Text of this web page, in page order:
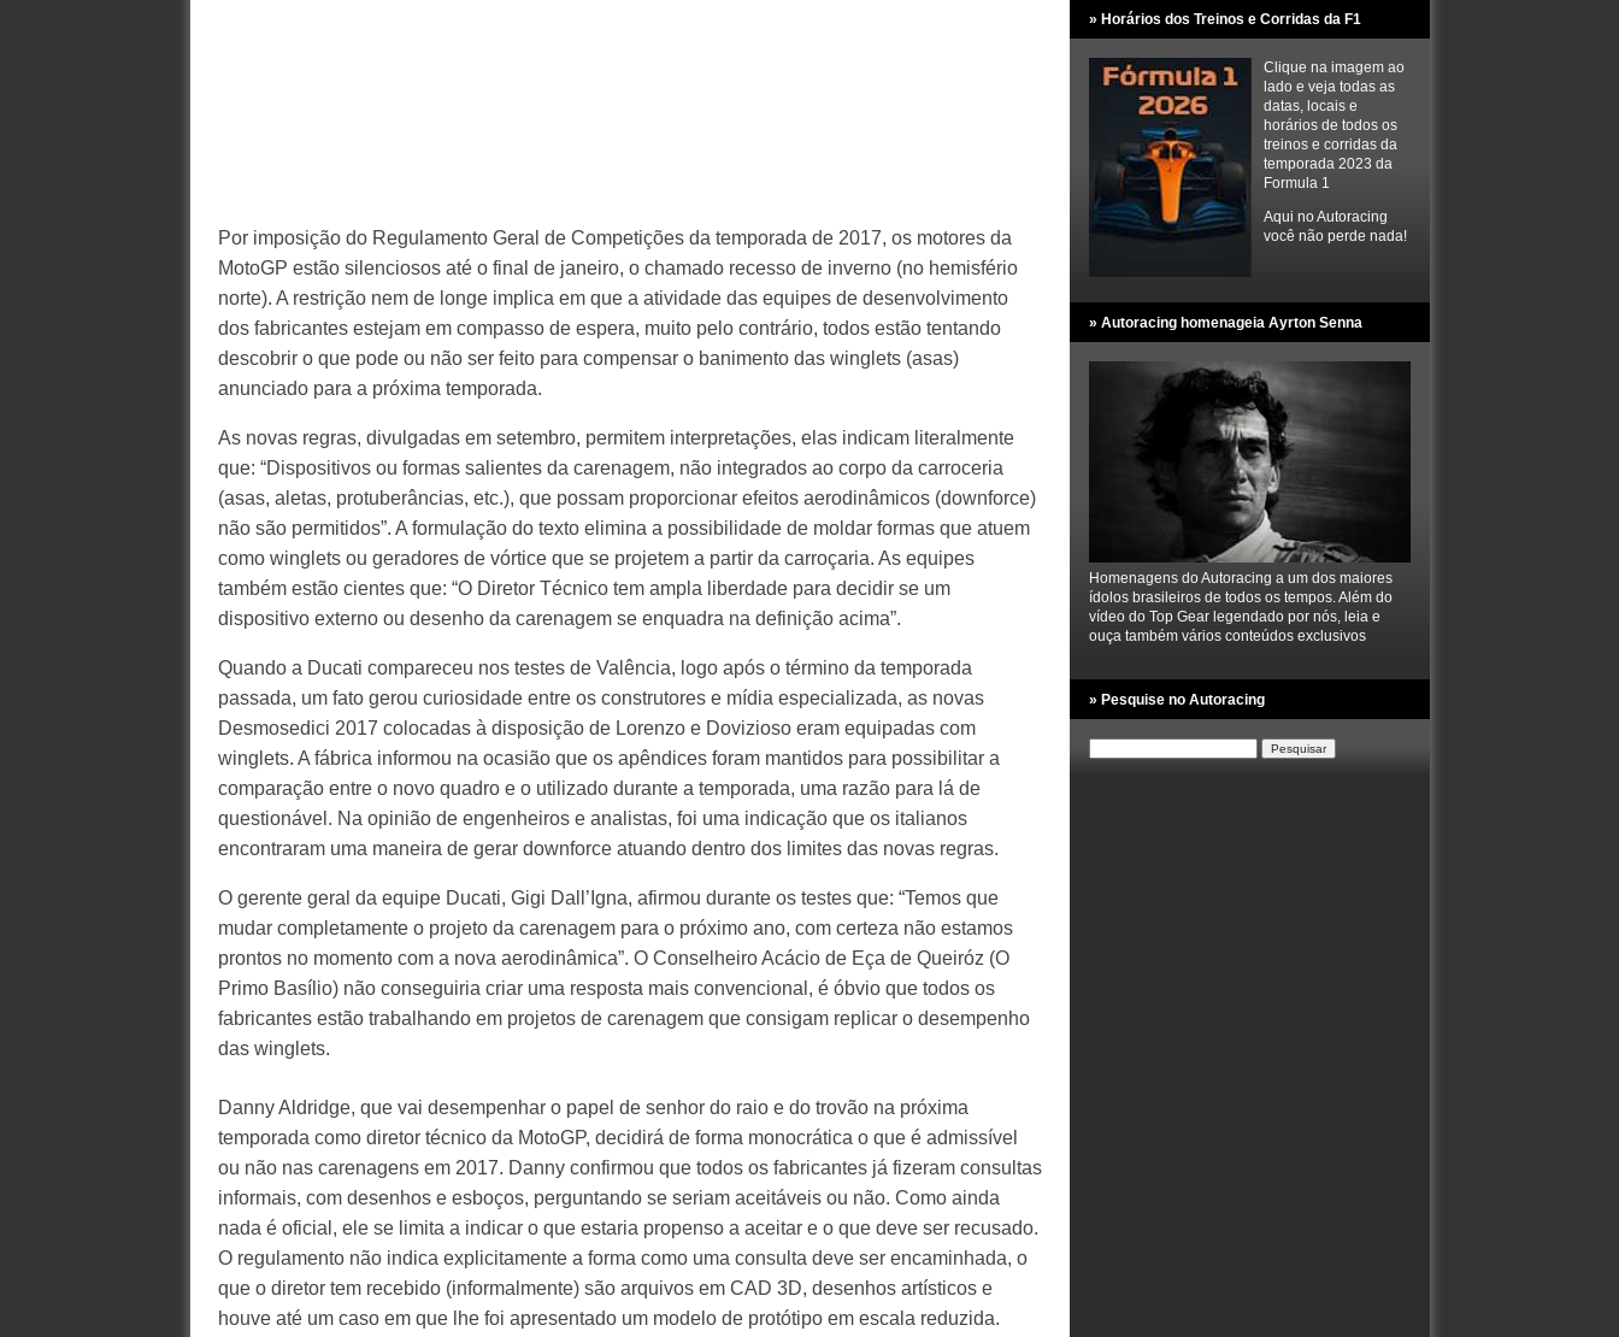
Por imposição do Regulamento Geral de Competições da temporada de 2017, os motores da
MotoGP estão silenciosos até o final de janeiro, o chamado recesso de inverno (no hemisfério
norte). A restrição nem de longe implica em que a atividade das equipes de desenvolvimento
dos fabricantes estejam em compasso de espera, muito pelo contrário, todos estão tentando
descobrir o que pode ou não ser feito para compensar o banimento das winglets (asas)
anunciado para a próxima temporada.
As novas regras, divulgadas em setembro, permitem interpretações, elas indicam literalmente
que: “Dispositivos ou formas salientes da carenagem, não integrados ao corpo da carroceria
(asas, aletas, protuberâncias, etc.), que possam proporcionar efeitos aerodinâmicos (downforce)
não são permitidos”. A formulação do texto elimina a possibilidade de moldar formas que atuem
como winglets ou geradores de vórtice que se projetem a partir da carroçaria. As equipes
também estão cientes que: “O Diretor Técnico tem ampla liberdade para decidir se um
dispositivo externo ou desenho da carenagem se enquadra na definição acima”.
Quando a Ducati compareceu nos testes de Valência, logo após o término da temporada
passada, um fato gerou curiosidade entre os construtores e mídia especializada, as novas
Desmosedici 2017 colocadas à disposição de Lorenzo e Dovizioso eram equipadas com
winglets. A fábrica informou na ocasião que os apêndices foram mantidos para possibilitar a
comparação entre o novo quadro e o utilizado durante a temporada, uma razão para lá de
questionável. Na opinião de engenheiros e analistas, foi uma indicação que os italianos
encontraram uma maneira de gerar downforce atuando dentro dos limites das novas regras.
O gerente geral da equipe Ducati, Gigi Dall’Igna, afirmou durante os testes que: “Temos que
mudar completamente o projeto da carenagem para o próximo ano, com certeza não estamos
prontos no momento com a nova aerodinâmica”. O Conselheiro Acácio de Eça de Queiróz (O
Primo Basílio) não conseguiria criar uma resposta mais convencional, é óbvio que todos os
fabricantes estão trabalhando em projetos de carenagem que consigam replicar o desempenho
das winglets.
Danny Aldridge, que vai desempenhar o papel de senhor do raio e do trovão na próxima
temporada como diretor técnico da MotoGP, decidirá de forma monocrática o que é admissível
ou não nas carenagens em 2017. Danny confirmou que todos os fabricantes já fizeram consultas
informais, com desenhos e esboços, perguntando se seriam aceitáveis ou não. Como ainda
nada é oficial, ele se limita a indicar o que estaria propenso a aceitar e o que deve ser recusado.
O regulamento não indica explicitamente a forma como uma consulta deve ser encaminhada, o
que o diretor tem recebido (informalmente) são arquivos em CAD 3D, desenhos artísticos e
houve até um caso em que lhe foi apresentado um modelo de protótipo em escala reduzida.
» Horários dos Treinos e Corridas da F1
Clique na imagem ao
lado e veja todas as
datas, locais e
horários de todos os
treinos e corridas da
temporada 2023 da
Formula 1
Aqui no Autoracing
você não perde nada!
» Autoracing homenageia Ayrton Senna
Homenagens do Autoracing a um dos maiores
ídolos brasileiros de todos os tempos. Além do
vídeo do Top Gear legendado por nós, leia e
ouça também vários conteúdos exclusivos
» Pesquise no Autoracing
por: